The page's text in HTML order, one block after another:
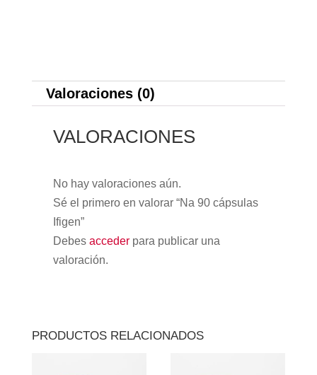
Valoraciones (0)
VALORACIONES
No hay valoraciones aún.
Sé el primero en valorar “Na 90 cápsulas
Ifigen”
Debes accederpara publicar una
valoración.
PRODUCTOS RELACIONADOS